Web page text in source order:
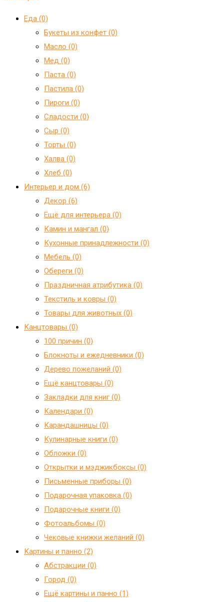
Еда (0)
Букеты из конфет (0)
Масло (0)
Мед (0)
Паста (0)
Пастила (0)
Пироги (0)
Сладости (0)
Сыр (0)
Торты (0)
Халва (0)
Хлеб (0)
Интерьер и дом (6)
Декор (6)
Ещё для интерьера (0)
Камин и мангал (0)
Кухонные принадлежности (0)
Мебель (0)
Обереги (0)
Праздничная атрибутика (0)
Текстиль и ковры (0)
Товары для животных (0)
Канцтовары (0)
100 причин (0)
Блокноты и ежедневники (0)
Дерево пожеланий (0)
Ещё канцтовары (0)
Закладки для книг (0)
Календари (0)
Карандашницы (0)
Кулинарные книги (0)
Обложки (0)
Открытки и мэджикбоксы (0)
Письменные приборы (0)
Подарочная упаковка (0)
Подарочные книги (0)
Фотоальбомы (0)
Чековые книжки желаний (0)
Картины и панно (2)
Абстракции (0)
Город (0)
Ещё картины и панно (1)